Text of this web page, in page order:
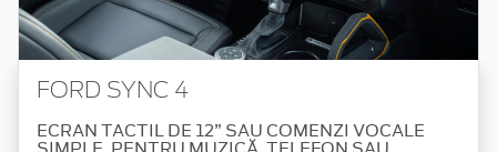
FORD SYNC 4
ECRAN TACTIL DE 12” SAU COMENZI VOCALE